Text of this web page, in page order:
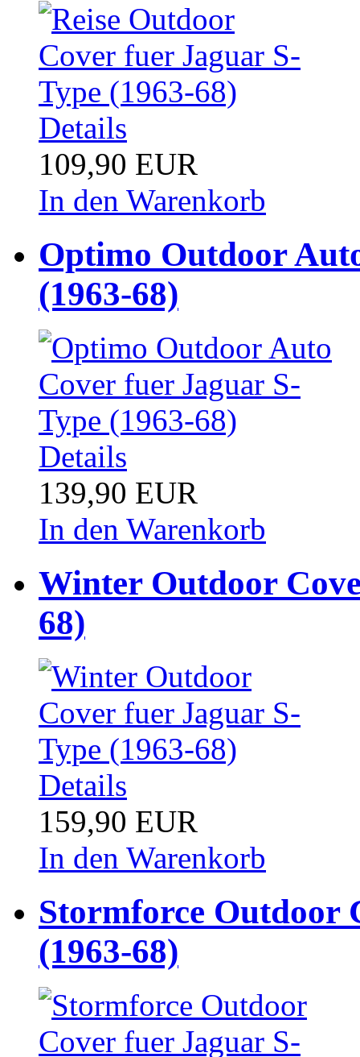
Details
109,90 EUR
In den Warenkorb
Optimo Outdoor
(1963-68)
Details
139,90 EUR
In den Warenkorb
Winter Outdoor
68)
Details
159,90 EUR
In den Warenkorb
Stormforce Outdoor
(1963-68)